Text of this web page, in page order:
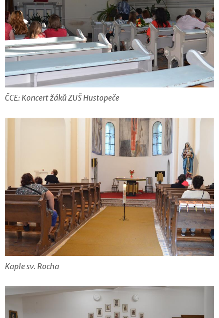
ČCE: Koncert žáků ZUŠ Hustopeče
Kaple sv. Rocha